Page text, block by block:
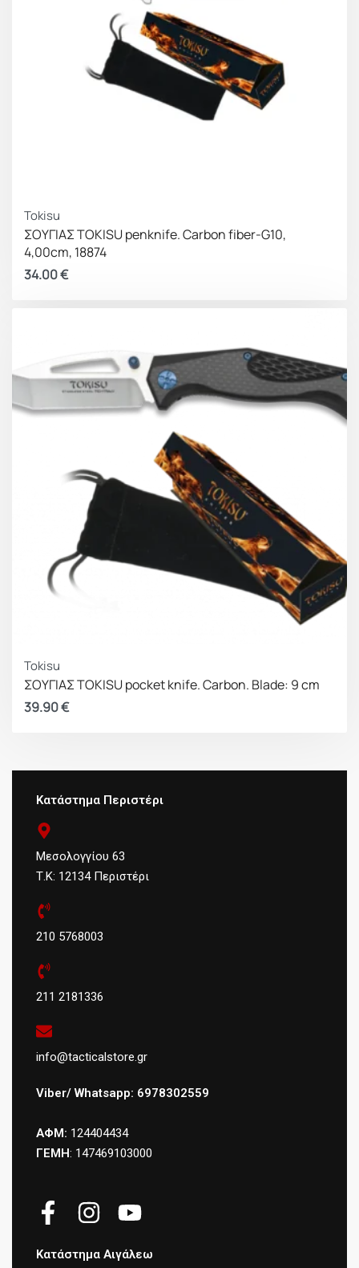
Tokisu
ΣΟΥΓΙΑΣ TOKISU penknife. Carbon fiber-G10,
4,00cm, 18874
34.00€
Tokisu
ΣΟΥΓΙΑΣ TOKISU pocket knife. Carbon. Blade: 9 cm
39.90€
Κατάστημα Περιστέρι
Μεσολογγίου 63
Τ.Κ: 12134 Περιστέρι
210 5768003
211 2181336
info@tacticalstore.gr
Viber/ Whatsapp: 6978302559
ΑΦΜ: 124404434
ΓΕΜΗ: 147469103000
Κατάστημα Αιγάλεω